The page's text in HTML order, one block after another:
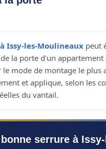
Issy-les-Moulineaux peut
la porte d'un appartement
mode de montage le plus
et applique, selon les
du vantail.
serrure à